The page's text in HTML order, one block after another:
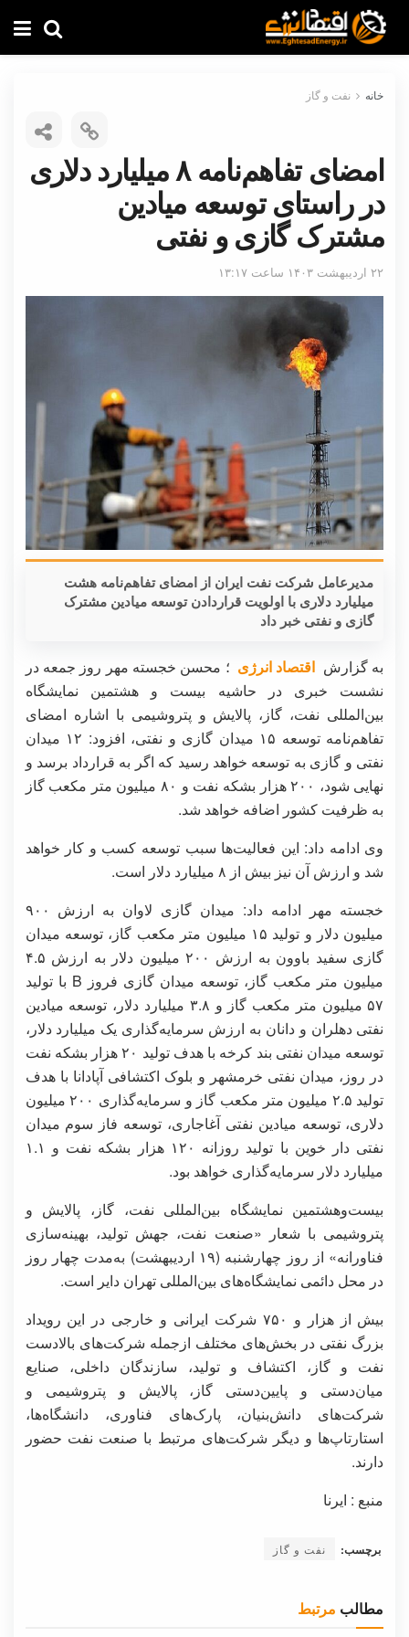
خانه نفت و گاز
امضای تفاهم‌نامه ۸ میلیارد دلاری
در راستای توسعه میادین
مشترک گازی و نفتی
۲۲ اردیبهشت ۱۴۰۳ ساعت ۱۳:۱۷
مدیرعامل شرکت نفت ایران از امضای تفاهم‌نامه هشت
میلیارد دلاری با اولویت قراردادن توسعه میادین مشترک
گازی و نفتی خبر داد
به گزارش اقتصاد انرژی ؛ محسن خجسته مهر روز جمعه در
نشست خبری در حاشیه بیست و هشتمین نمایشگاه
بین‌المللی نفت، گاز، پالایش و پتروشیمی با اشاره امضای
تفاهم‌نامه توسعه ۱۵ میدان گازی و نفتی، افزود: ۱۲ میدان
نفتی و گازی به توسعه خواهد رسید که اگر به قرارداد برسد و
نهایی شود، ۲۰۰ هزار بشکه نفت و ۸۰ میلیون متر مکعب گاز
به ظرفیت کشور اضافه خواهد شد.
وی ادامه داد: این فعالیت‌ها سبب توسعه کسب و کار خواهد
شد و ارزش آن نیز بیش از ۸ میلیارد دلار است.
خجسته مهر ادامه داد: میدان گازی لاوان به ارزش ۹۰۰
میلیون دلار و تولید ۱۵ میلیون متر مکعب گاز، توسعه میدان
گازی سفید باوون به ارزش ۲۰۰ میلیون دلار به ارزش ۴.۵
میلیون متر مکعب گاز، توسعه میدان گازی فروز B با تولید
۵۷ میلیون متر مکعب گاز و ۳.۸ میلیارد دلار، توسعه میادین
نفتی دهلران و دانان به ارزش سرمایه‌گذاری یک میلیارد دلار،
توسعه میدان نفتی بند کرخه با هدف تولید ۲۰ هزار بشکه نفت
در روز، میدان نفتی خرمشهر و بلوک اکتشافی آپادانا با هدف
تولید ۲.۵ میلیون متر مکعب گاز و سرمایه‌گذاری ۲۰۰ میلیون
دلاری، توسعه میادین نفتی آغاجاری، توسعه فاز سوم میدان
نفتی دار خوین با تولید روزانه ۱۲۰ هزار بشکه نفت و ۱.۱
میلیارد دلار سرمایه‌گذاری خواهد بود.
بیست‌وهشتمین نمایشگاه بین‌المللی نفت، گاز، پالایش و
پتروشیمی با شعار «صنعت نفت، جهش تولید، بهینه‌سازی
فناورانه» از روز چهارشنبه (۱۹ اردیبهشت) به‌مدت چهار روز
در محل دائمی نمایشگاه‌های بین‌المللی تهران دایر است.
بیش از هزار و ۷۵۰ شرکت ایرانی و خارجی در این رویداد
بزرگ نفتی در بخش‌های مختلف ازجمله شرکت‌های بالادست
نفت و گاز، اکتشاف و تولید، سازندگان داخلی، صنایع
میان‌دستی و پایین‌دستی گاز، پالایش و پتروشیمی و
شرکت‌های دانش‌بنیان، پارک‌های فناوری، دانشگاه‌ها،
استارتاپ‌ها و دیگر شرکت‌های مرتبط با صنعت نفت حضور
دارند.
منبع : ایرنا
برچسب: نفت و گاز
مطالب مرتبط